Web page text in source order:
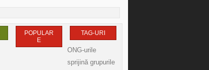
POPULAR
E
TAG-URI
ONG-urile
sprijină grupurile